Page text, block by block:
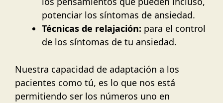
potenciar los síntomas de ansiedad.
Técnicas de relajación: para el control
de los síntomas de tu ansiedad.
Nuestra capacidad de adaptación a los
pacientes como tú, es lo que nos está
permitiendo ser los números uno en